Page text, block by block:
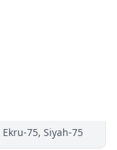
Ekru-75, Siyah-75